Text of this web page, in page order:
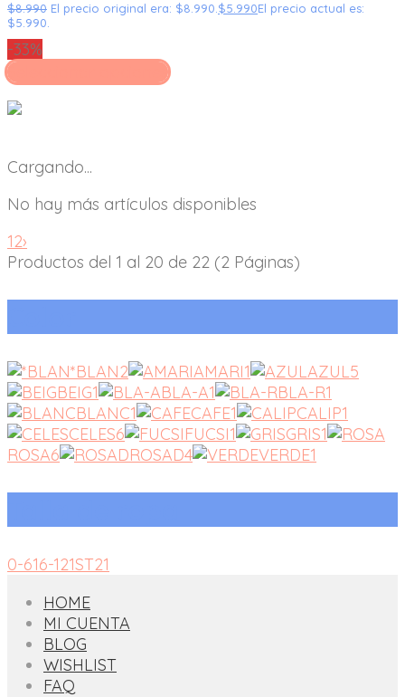
$8.990 El precio original era: $8.990. $5.990El precio actual es:
$5.990.
-33%
Seleccionar opciones
Cargando...
No hay más artículos disponibles
12›
Productos del 1 al 20 de 22 (2 Páginas)
*BLAN2 AMARI1 AZUL5
BEIG1 BLA-A1 BLA-R1
BLANC1 CAFE1 CALIP1
CELES6 FUCSI1 GRIS1
ROSA6 ROSAD4 VERDE1
0-616-121ST21
HOME
MI CUENTA
BLOG
WISHLIST
FAQ